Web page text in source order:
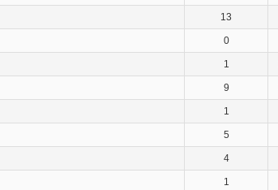
13
0
1
9
1
5
4
1